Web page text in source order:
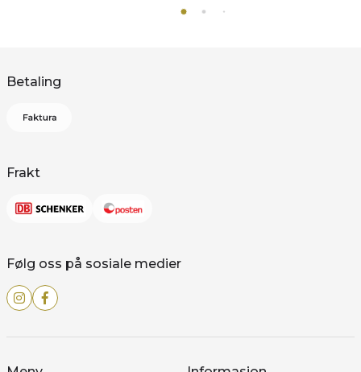
Betaling
Frakt
Følg oss på sosiale medier